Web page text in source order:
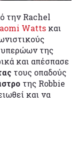
την Rachel
Watts και
υπερώων της
και απέσπασε
τους οπαδούς
της Robbie
και να